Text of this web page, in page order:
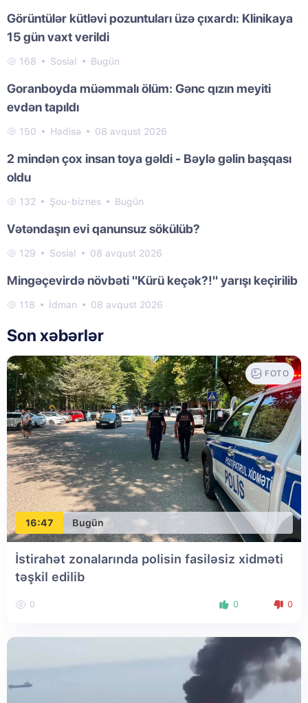
Görüntülər kütləvi pozuntuları üzə çıxardı: Klinikaya
15 gün vaxt verildi
168 Sosial Bugün
Goranboyda müəmmalı ölüm: Gənc qızın meyiti
evdən tapıldı
150 Hadisə 08 avqust 2026
2 mindən çox insan toya gəldi - Bəylə gəlin başqası
oldu
132 Şou-biznes Bugün
Vətəndaşın evi qanunsuz sökülüb?
129 Sosial 08 avqust 2026
Mingəçevirdə növbəti "Kürü keçək?!" yarışı keçirilib
118 İdman 08 avqust 2026
Son xəbərlər
16:47 Bugün
FOTO
İstirahət zonalarında polisin fasiləsiz xidməti
təşkil edilib
0 0 0